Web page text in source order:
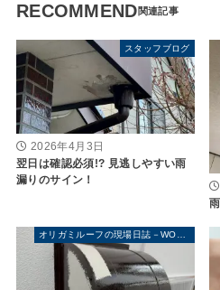
RECOMMEND
スタッフブログ
2026年4月3日
翌日は確認必須!? 見逃しやすい雨
漏りのサイン！
オリガミルーフの現場日誌－WORK SNAP－